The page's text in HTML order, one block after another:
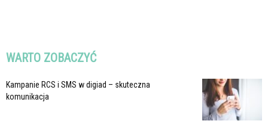
WARTO ZOBACZYĆ
Kampanie RCS i SMS w digiad – skuteczna
komunikacja